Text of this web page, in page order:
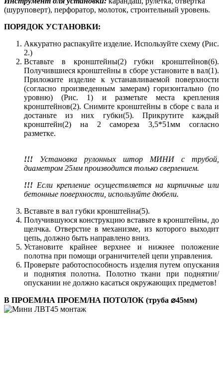
(шуруповерт), перфоратор, молоток, строительный уровень.
ПОРЯДОК УСТАНОВКИ:
Аккуратно распакуйте изделие. Используйте схему (Рис.
2.)
Вставьте в кронштейны(2) губки кронштейнов(6).
Получившиеся кронштейны в сборе установите в вал(1).
Приложите изделие к устанавливаемой поверхности
(согласно произведенным замерам) горизонтально (по
уровню) (Рис. 1) и разметьте места крепления
кронштейнов(2). Снимите кронштейны в сборе с вала и
достаньте из них губки(5). Прикрутите каждый
кронштейн(2) на 2 самореза 3,5*51мм согласно
разметке.
!!! Установка рулонных штор МИНИ с трубой,
диаметром 25мм производится только сверлением.
!!! Если крепление осуществляется на кирпичные или
бетонные поверхности, используйте дюбели.
Вставьте в вал губки кронштейна(5).
Получившуюся конструкцию вставьте в кронштейны, до
щелчка. Отверстие в механизме, из которого выходит
цепь, должно быть направлено вниз.
Установите крайнее верхнее и нижнее положение
полотна при помощи ограничителей цепи управления.
Проверьте работоспособность изделия путем опускания
и поднятия полотна. Полотно ткани при поднятии/
опускании не должно касаться окружающих предметов!
В ПРОЕМ/НА ПРОЕМ/НА ПОТОЛОК (труба ⌀45мм)